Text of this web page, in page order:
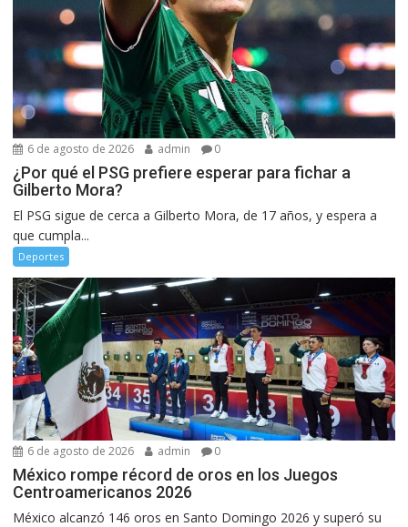
6 de agosto de 2026 admin 0
¿Por qué el PSG prefiere esperar para fichar a
Gilberto Mora?
El PSG sigue de cerca a Gilberto Mora, de 17 años, y espera a
que cumpla...
Deportes
6 de agosto de 2026 admin 0
México rompe récord de oros en los Juegos
Centroamericanos 2026
México alcanzó 146 oros en Santo Domingo 2026 y superó su